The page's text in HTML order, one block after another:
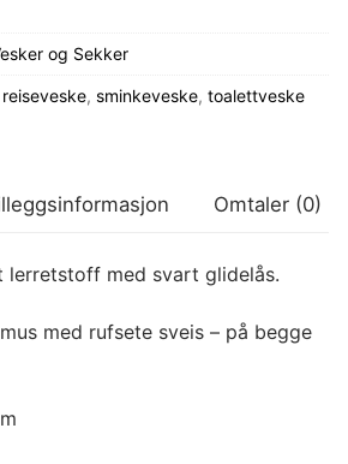
og Sekker
reiseveske, sminkeveske, toalettveske
Omtaler (0)
lerretstoff med svart glidelås.
med rufsete sveis – på begge